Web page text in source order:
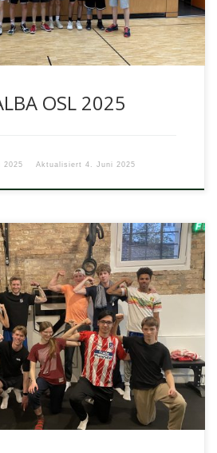
OSL 2025
2025 Aktualisiert 4. Juni 2025
der Grundkurs Fitness von Herrn
die Gelegenheit, das
VIS Performance zu […]